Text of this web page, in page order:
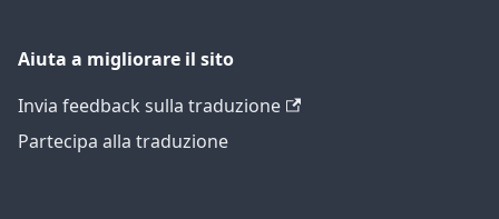
Aiuta a migliorare il sito
Invia feedback sulla traduzione
Partecipa alla traduzione